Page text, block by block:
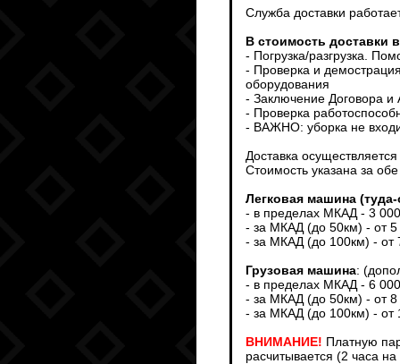
Служба доставки
В стоимость доставки
- Погрузка/разгрузка.
- Проверка и
оборудования
- Заключение Договора и
- Проверка
- ВАЖНО: уборка не
Доставка
Стоимость указана за
Легковая машина
- в пределах МКАД - 3
- за МКАД (до 50км) - от 5
- за МКАД (до 100км) - от
Грузовая машина:
- в пределах МКАД - 6
- за МКАД (до 50км) - от 8
- за МКАД (до 100км) - от
ВНИМАНИЕ! Платную
расчитывается (2 часа